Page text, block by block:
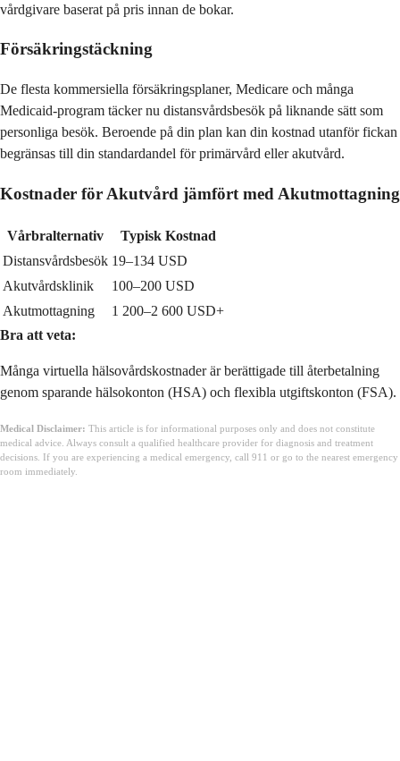
vårdgivare baserat på pris innan de bokar.
Försäkringstäckning
De flesta kommersiella försäkringsplaner, Medicare och många
Medicaid-program täcker nu distansvårdsbesök på liknande sätt som
personliga besök. Beroende på din plan kan din kostnad utanför fickan
begränsas till din standardandel för primärvård eller akutvård.
Kostnader för Akutvård jämfört med Akutmottagning
Vårbralternativ
Typisk Kostnad
Distansvårdsbesök 19–134 USD
Akutvårdsklinik
100–200 USD
Akutmottagning
1 200–2 600 USD+
Bra att veta:
Många virtuella hälsovårdskostnader är berättigade till återbetalning
genom sparande hälsokonton (HSA) och flexibla utgiftskonton (FSA).
Medical Disclaimer: This article is for informational purposes only and does not constitute
medical advice. Always consult a qualified healthcare provider for diagnosis and treatment
decisions. If you are experiencing a medical emergency, call 911 or go to the nearest emergency
room immediately.